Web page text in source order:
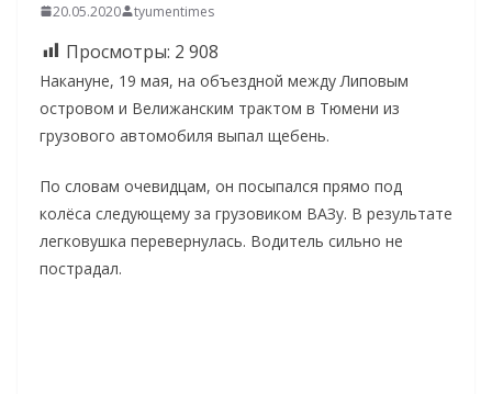
20.05.2020 tyumentimes
Просмотры: 2 908
Накануне, 19 мая, на объездной между Липовым
островом и Велижанским трактом в Тюмени из
грузового автомобиля выпал щебень.
По словам очевидцам, он посыпался прямо под
колёса следующему за грузовиком ВАЗу. В результате
легковушка перевернулась. Водитель сильно не
пострадал.